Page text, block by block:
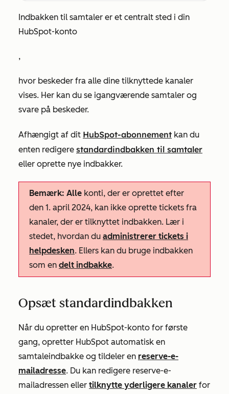
Indbakken til samtaler er et centralt sted i din
HubSpot-konto
,
hvor beskeder fra alle dine tilknyttede kanaler
vises. Her kan du se igangværende samtaler og
svare på beskeder.
Afhængigt af dit HubSpot-abonnement kan du
enten redigere standardindbakken til samtaler
eller oprette nye indbakker.
Bemærk: Alle konti, der er oprettet efter
den 1. april 2024, kan ikke oprette tickets fra
kanaler, der er tilknyttet indbakken. Lær i
stedet, hvordan du administrerer tickets i
helpdesken. Ellers kan du bruge indbakken
som en delt indbakke.
Opsæt standardindbakken
Når du opretter en HubSpot-konto for første
gang, opretter HubSpot automatisk en
samtaleindbakke og tildeler en reserve-e-
mailadresse. Du kan redigere reserve-e-
mailadressen eller tilknytte yderligere kanaler for